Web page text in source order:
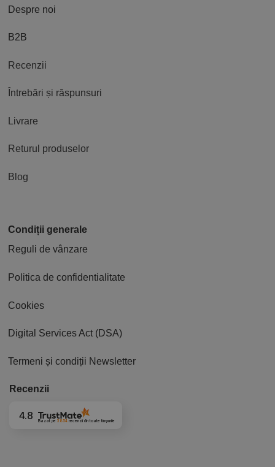
Despre noi
B2B
Recenzii
Întrebări și răspunsuri
Livrare
Returul produselor
Blog
Condiții generale
Reguli de vânzare
Politica de confidentialitate
Cookies
Digital Services Act (DSA)
Termeni și condiții Newsletter
Recenzii
4.8 Bazat pe 3854 recenziidin toate timpurile